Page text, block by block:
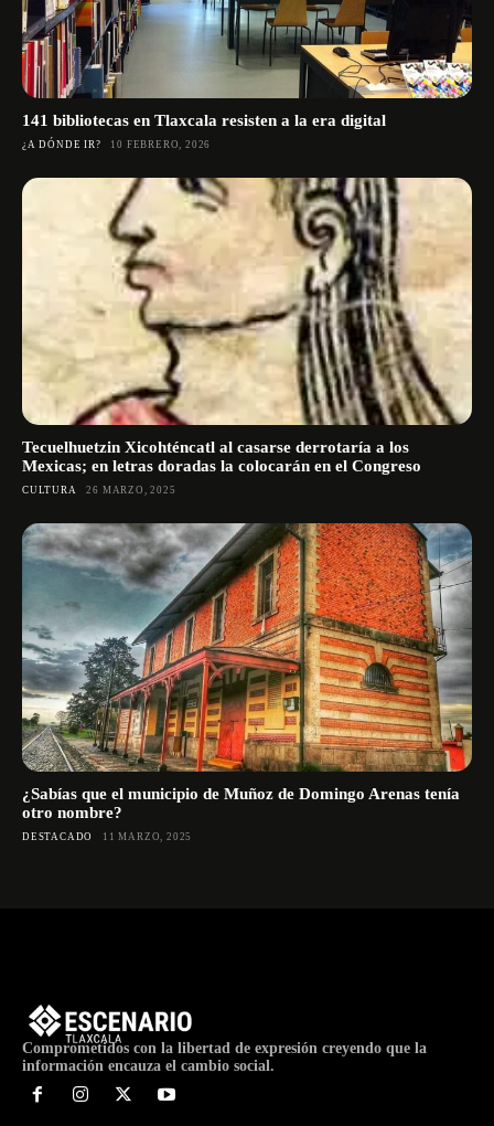
141 bibliotecas en Tlaxcala resisten a la era digital
¿A DÓNDE IR? 10 FEBRERO, 2026
Tecuelhuetzin Xicohténcatl al casarse derrotaría a los
Mexicas; en letras doradas la colocarán en el Congreso
CULTURA 26 MARZO, 2025
¿Sabías que el municipio de Muñoz de Domingo Arenas tenía
otro nombre?
DESTACADO 11 MARZO, 2025
Comprometidos con la libertad de expresión creyendo que la
información encauza el cambio social.